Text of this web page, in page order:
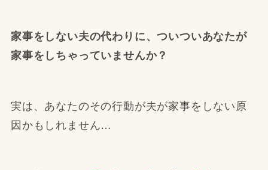
家事をしない夫の代わりに、ついついあなたが
家事をしちゃっていませんか？
実は、あなたのその行動が夫が家事をしない原
因かもしれません…